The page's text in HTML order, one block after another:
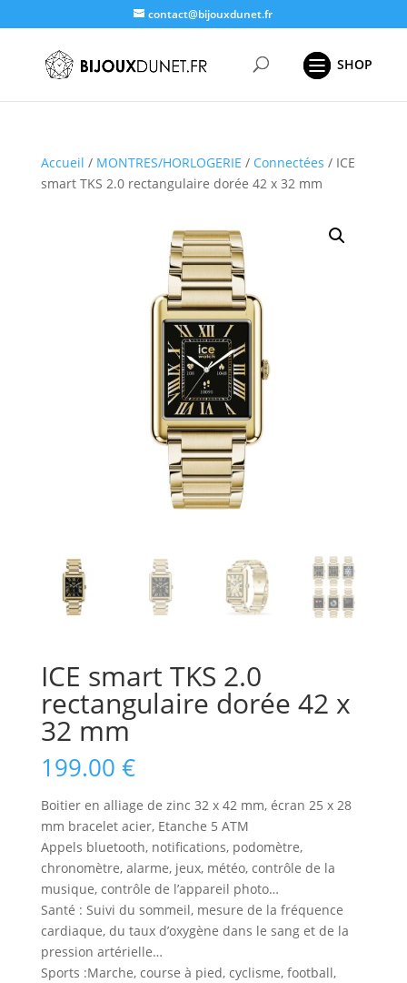
contact@bijouxdunet.fr
Accueil / MONTRES/HORLOGERIE / Connectées / ICE
smart TKS 2.0 rectangulaire dorée 42 x 32 mm
ICE smart TKS 2.0
rectangulaire dorée 42 x
32 mm
199.00 €
Boitier en alliage de zinc 32 x 42 mm, écran 25 x 28
mm bracelet acier, Etanche 5 ATM
Appels bluetooth, notifications, podomètre,
chronomètre, alarme, jeux, météo, contrôle de la
musique, contrôle de l’appareil photo…
Santé : Suivi du sommeil, mesure de la fréquence
cardiaque, du taux d’oxygène dans le sang et de la
pression artérielle…
Sports :Marche, course à pied, cyclisme, football,